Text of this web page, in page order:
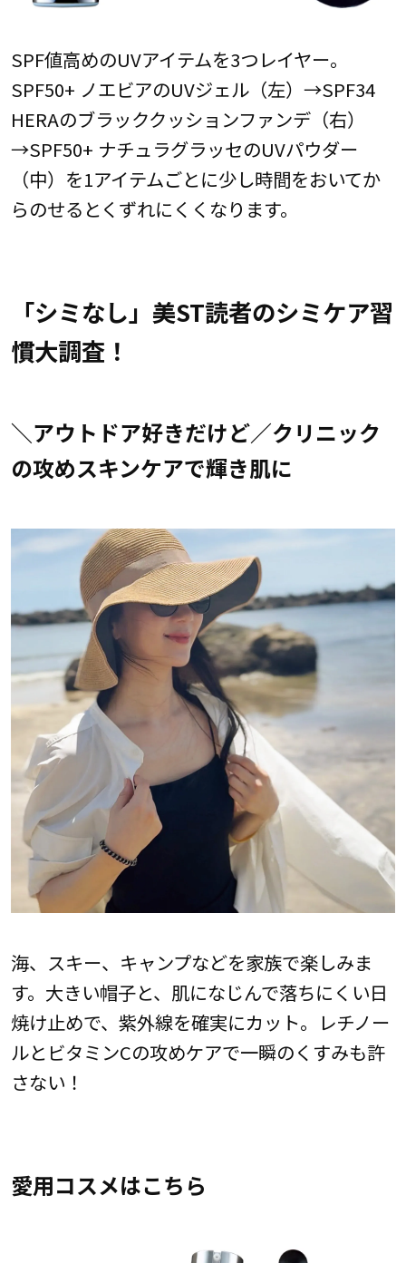
SPF値高めのUVアイテムを3つレイヤー。
SPF50+ ノエビアのUVジェル（左）→SPF34
HERAのブラッククッションファンデ（右）
→SPF50+ ナチュラグラッセのUVパウダー
（中）を1アイテムごとに少し時間をおいてか
らのせるとくずれにくくなります。
「シミなし」美ST読者のシミケア習
慣大調査！
＼アウトドア好きだけど／クリニック
の攻めスキンケアで輝き肌に
海、スキー、キャンプなどを家族で楽しみま
す。大きい帽子と、肌になじんで落ちにくい日
焼け止めで、紫外線を確実にカット。レチノー
ルとビタミンCの攻めケアで一瞬のくすみも許
さない！
愛用コスメはこちら